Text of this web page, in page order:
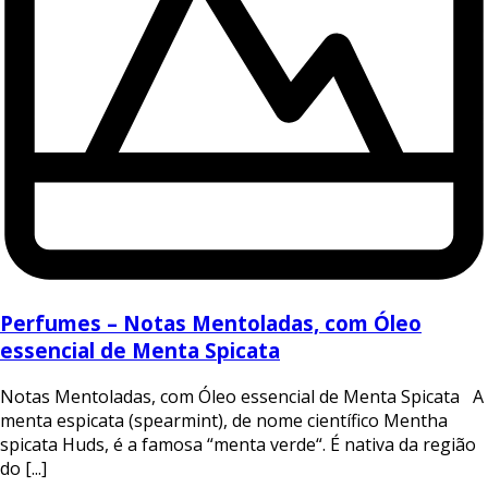
Perfumes – Notas Mentoladas, com Óleo
essencial de Menta Spicata
Notas Mentoladas, com Óleo essencial de Menta Spicata A
menta espicata (spearmint), de nome científico Mentha
spicata Huds, é a famosa “menta verde“. É nativa da região
do [...]